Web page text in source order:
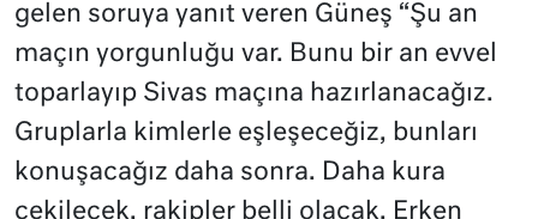
gelen soruya yanıt veren Güneş “Şu an
maçın yorgunluğu var. Bunu bir an evvel
toparlayıp Sivas maçına hazırlanacağız.
Gruplarla kimlerle eşleşeceğiz, bunları
konuşacağız daha sonra. Daha kura
çekilecek, rakipler belli olacak. Erken